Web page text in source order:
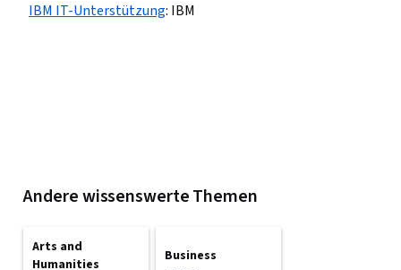
IBM IT-Unterstützung: IBM
Andere wissenswerte Themen
Arts and
Humanities
Business